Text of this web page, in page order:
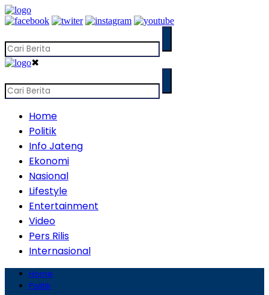
✖
Home
Politik
Info Jateng
Ekonomi
Nasional
Lifestyle
Entertainment
Video
Pers Rilis
Internasional
Home
Politik